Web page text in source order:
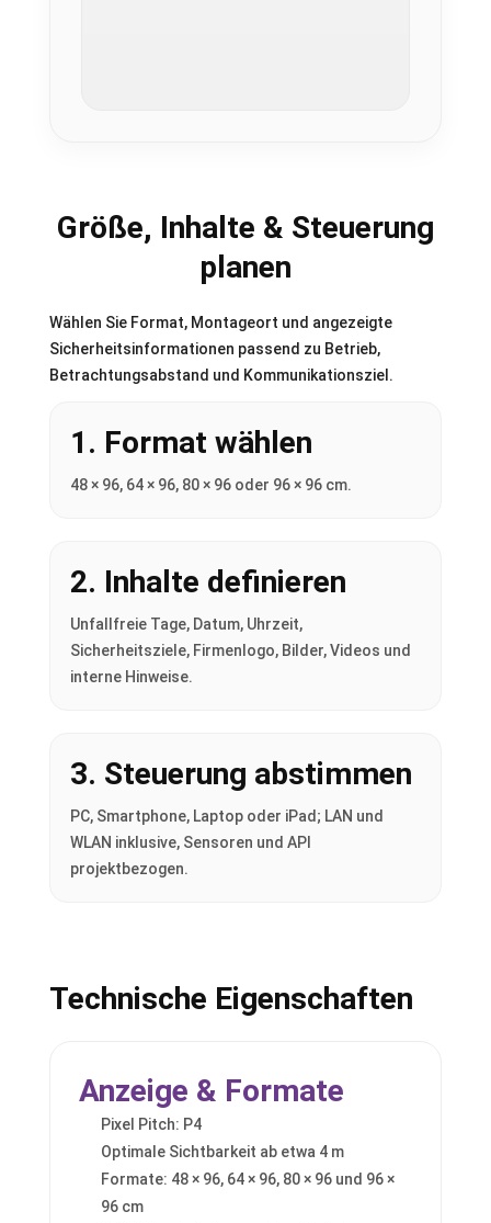
Größe, Inhalte & Steuerung
planen
Wählen Sie Format, Montageort und angezeigte
Sicherheitsinformationen passend zu Betrieb,
Betrachtungsabstand und Kommunikationsziel.
1. Format wählen
48 × 96, 64 × 96, 80 × 96 oder 96 × 96 cm.
2. Inhalte definieren
Unfallfreie Tage, Datum, Uhrzeit,
Sicherheitsziele, Firmenlogo, Bilder, Videos und
interne Hinweise.
3. Steuerung abstimmen
PC, Smartphone, Laptop oder iPad; LAN und
WLAN inklusive, Sensoren und API
projektbezogen.
Technische Eigenschaften
Anzeige & Formate
Pixel Pitch: P4
Optimale Sichtbarkeit ab etwa 4 m
Formate: 48 × 96, 64 × 96, 80 × 96 und 96 ×
96 cm